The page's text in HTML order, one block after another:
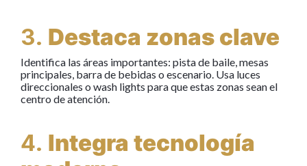
3. Destaca zonas clave
Identifica las áreas importantes: pista de baile, mesas
principales, barra de bebidas o escenario. Usa luces
direccionales o wash lights para que estas zonas sean el
centro de atención.
4. Integra tecnología